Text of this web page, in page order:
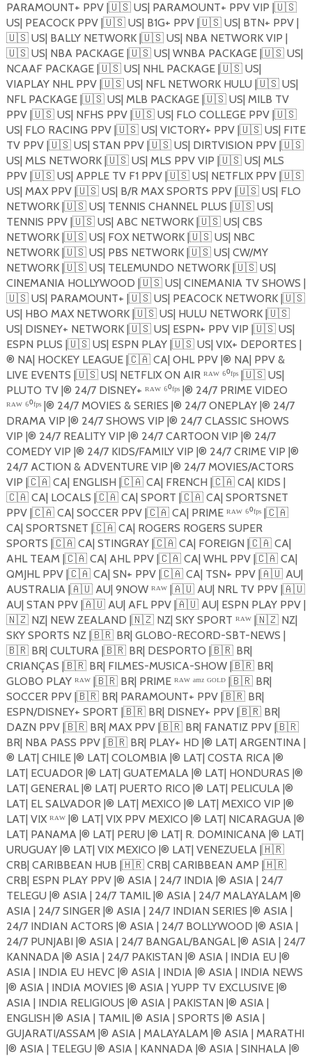
PARAMOUNT+ PPV |🇺🇸US| PARAMOUNT+ PPV VIP |🇺🇸
US| PEACOCK PPV |🇺🇸US| B1G+ PPV |🇺🇸US| BTN+ PPV |
🇺🇸US| BALLY NETWORK |🇺🇸US| NBA NETWORK VIP |
🇺🇸US| NBA PACKAGE |🇺🇸US| WNBA PACKAGE |🇺🇸US|
NCAAF PACKAGE |🇺🇸US| NHL PACKAGE |🇺🇸US|
VIAPLAY NHL PPV |🇺🇸US| NFL NETWORK HULU |🇺🇸US|
NFL PACKAGE |🇺🇸US| MLB PACKAGE |🇺🇸US| MILB TV
PPV |🇺🇸US| NFHS PPV |🇺🇸US| FLO COLLEGE PPV |🇺🇸
US| FLO RACING PPV |🇺🇸US| VICTORY+ PPV |🇺🇸US| FITE
TV PPV |🇺🇸US| STAN PPV |🇺🇸US| DIRTVISION PPV |🇺🇸
US| MLS NETWORK |🇺🇸US| MLS PPV VIP |🇺🇸US| MLS
PPV |🇺🇸US| APPLE TV F1 PPV |🇺🇸US| NETFLIX PPV |🇺🇸
US| MAX PPV |🇺🇸US| B/R MAX SPORTS PPV |🇺🇸US| FLO
NETWORK |🇺🇸US| TENNIS CHANNEL PLUS |🇺🇸US|
TENNIS PPV |🇺🇸US| ABC NETWORK |🇺🇸US| CBS
NETWORK |🇺🇸US| FOX NETWORK |🇺🇸US| NBC
NETWORK |🇺🇸US| PBS NETWORK |🇺🇸US| CW/MY
NETWORK |🇺🇸US| TELEMUNDO NETWORK |🇺🇸US|
CINEMANIA HOLLYWOOD |🇺🇸US| CINEMANIA TV SHOWS |
🇺🇸US| PARAMOUNT+ |🇺🇸US| PEACOCK NETWORK |🇺🇸
US| HBO MAX NETWORK |🇺🇸US| HULU NETWORK |🇺🇸
US| DISNEY+ NETWORK |🇺🇸US| ESPN+ PPV VIP |🇺🇸US|
ESPN PLUS |🇺🇸US| ESPN PLAY |🇺🇸US| VIX+ DEPORTES |
®️ NA| HOCKEY LEAGUE |🇨🇦CA| OHL PPV |®️ NA| PPV &
LIVE EVENTS |🇺🇸US| NETFLIX ON AIR ᴿᴬᵂ ⁶⁰ᶠᵖˢ |🇺🇸US|
PLUTO TV |®️ 24/7 DISNEY+ ᴿᴬᵂ ⁶⁰ᶠᵖˢ |®️ 24/7 PRIME VIDEO
ᴿᴬᵂ ⁶⁰ᶠᵖˢ |®️ 24/7 MOVIES & SERIES |®️ 24/7 ONEPLAY |®️ 24/7
DRAMA VIP |®️ 24/7 SHOWS VIP |®️ 24/7 CLASSIC SHOWS
VIP |®️ 24/7 REALITY VIP |®️ 24/7 CARTOON VIP |®️ 24/7
COMEDY VIP |®️ 24/7 KIDS/FAMILY VIP |®️ 24/7 CRIME VIP |®️
24/7 ACTION & ADVENTURE VIP |®️ 24/7 MOVIES/ACTORS
VIP |🇨🇦CA| ENGLISH |🇨🇦CA| FRENCH |🇨🇦CA| KIDS |
🇨🇦CA| LOCALS |🇨🇦CA| SPORT |🇨🇦CA| SPORTSNET
PPV |🇨🇦CA| SOCCER PPV |🇨🇦CA| PRIME ᴿᴬᵂ ⁶⁰ᶠᵖˢ |🇨🇦
CA| SPORTSNET |🇨🇦CA| ROGERS ROGERS SUPER
SPORTS |🇨🇦CA| STINGRAY |🇨🇦CA| FOREIGN |🇨🇦CA|
AHL TEAM |🇨🇦CA| AHL PPV |🇨🇦CA| WHL PPV |🇨🇦CA|
QMJHL PPV |🇨🇦CA| SN+ PPV |🇨🇦CA| TSN+ PPV |🇦🇺AU|
AUSTRALIA |🇦🇺AU| 9NOW ᴿᴬᵂ |🇦🇺AU| NRL TV PPV |🇦🇺
AU| STAN PPV |🇦🇺AU| AFL PPV |🇦🇺AU| ESPN PLAY PPV |
🇳🇿NZ| NEW ZEALAND |🇳🇿NZ| SKY SPORT ᴿᴬᵂ |🇳🇿NZ|
SKY SPORTS NZ |🇧🇷BR| GLOBO-RECORD-SBT-NEWS |
🇧🇷BR| CULTURA |🇧🇷BR| DESPORTO |🇧🇷BR|
CRIANÇAS |🇧🇷BR| FILMES-MUSICA-SHOW |🇧🇷BR|
GLOBO PLAY ᴿᴬᵂ |🇧🇷BR| PRIME ᴿᴬᵂ ᵃᵐᶻ ᴳᴼᴸᴰ |🇧🇷BR|
SOCCER PPV |🇧🇷BR| PARAMOUNT+ PPV |🇧🇷BR|
ESPN/DISNEY+ SPORT |🇧🇷BR| DISNEY+ PPV |🇧🇷BR|
DAZN PPV |🇧🇷BR| MAX PPV |🇧🇷BR| FANATIZ PPV |🇧🇷
BR| NBA PASS PPV |🇧🇷BR| PLAY+ HD |®️ LAT| ARGENTINA |
®️ LAT| CHILE |®️ LAT| COLOMBIA |®️ LAT| COSTA RICA |®️
LAT| ECUADOR |®️ LAT| GUATEMALA |®️ LAT| HONDURAS |®️
LAT| GENERAL |®️ LAT| PUERTO RICO |®️ LAT| PELICULA |®️
LAT| EL SALVADOR |®️ LAT| MEXICO |®️ LAT| MEXICO VIP |®️
LAT| VIX ᴿᴬᵂ |®️ LAT| VIX PPV MEXICO |®️ LAT| NICARAGUA |®️
LAT| PANAMA |®️ LAT| PERU |®️ LAT| R. DOMINICANA |®️ LAT|
URUGUAY |®️ LAT| VIX MEXICO |®️ LAT| VENEZUELA |🇭🇷
CRB| CARIBBEAN HUB |🇭🇷CRB| CARIBBEAN AMP |🇭🇷
CRB| ESPN PLAY PPV |®️ ASIA | 24/7 INDIA |®️ ASIA | 24/7
TELEGU |®️ ASIA | 24/7 TAMIL |®️ ASIA | 24/7 MALAYALAM |®️
ASIA | 24/7 SINGER |®️ ASIA | 24/7 INDIAN SERIES |®️ ASIA |
24/7 INDIAN ACTORS |®️ ASIA | 24/7 BOLLYWOOD |®️ ASIA |
24/7 PUNJABI |®️ ASIA | 24/7 BANGAL/BANGAL |®️ ASIA | 24/7
KANNADA |®️ ASIA | 24/7 PAKISTAN |®️ ASIA | INDIA EU |®️
ASIA | INDIA EU HEVC |®️ ASIA | INDIA |®️ ASIA | INDIA NEWS
|®️ ASIA | INDIA MOVIES |®️ ASIA | YUPP TV EXCLUSIVE |®️
ASIA | INDIA RELIGIOUS |®️ ASIA | PAKISTAN |®️ ASIA |
ENGLISH |®️ ASIA | TAMIL |®️ ASIA | SPORTS |®️ ASIA |
GUJARATI/ASSAM |®️ ASIA | MALAYALAM |®️ ASIA | MARATHI
|®️ ASIA | TELEGU |®️ ASIA | KANNADA |®️ ASIA | SINHALA |®️